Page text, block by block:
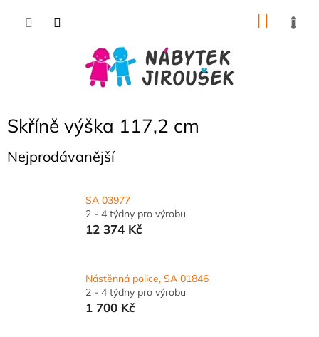
Skříně výška 117,2 cm
Nejprodávanější
SA 03977
2 - 4 týdny pro výrobu
12 374 Kč
Nástěnná police, SA 01846
2 - 4 týdny pro výrobu
1 700 Kč